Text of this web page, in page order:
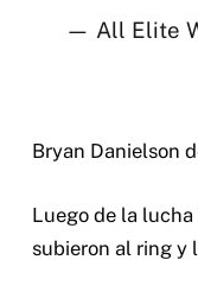
— All Elite
Bryan Danielson
Luego de la
subieron al ring y